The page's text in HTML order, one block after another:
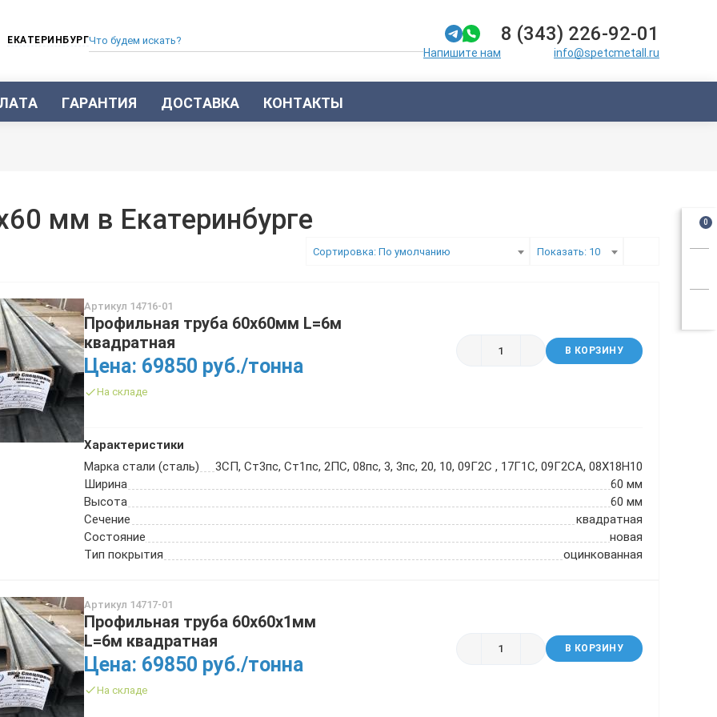
ЕКАТЕРИНБУРГ
Напишите нам
8 (343) 226-92-01
info@spetcmetall.ru
ГАРАНТИЯ ДОСТАВКА КОНТАКТЫ
ТРУБА СТАЛЬНАЯ ОЦИНКОВАННАЯ
ТРУБА ТОЛСТОСТЕННАЯ
ТРУБА ЛЕГИРОВАННАЯ
ТРУБЫ ИЗ УГЛЕРОДИСТОЙ СТАЛИ
ТРУБА ГАЗЛИФТНАЯ
ТРУБА БУРИЛЬНАЯ СБТМ, ТБСУ
ТРУБА КОТЕЛЬНАЯ
ТРУБА КРЕКИНГОВАЯ
ТРУБА МАГИСТРАЛЬНАЯ
ТРУБА НАСОСНО-КОМПРЕССОРНАЯ (НКТ)
ТРУБА НЕФТЕПРОВОДНАЯ
ТРУБА ОБСАДНАЯ
ТРУБА СПИРАЛЕШОВНАЯ
ТРУБЫ СТАЛЬНЫЕ ЛЕЖАЛЫЕ Б/У
ТРУБА ВОССТАНОВЛЕННАЯ
0
мм в Екатеринбурге
Сортировка: По умолчанию Показать: 10
Артикул 14716-01
Профильная труба 60х60мм L=6м
квадратная
Цена: 69850 руб./тонна
На складе
В КОРЗИНУ
Характеристики
Марка стали (сталь)
3СП, Ст3пс, Ст1пс, 2ПС, 08пс, 3, 3пс, 20, 10, 09Г2С , 17Г1С, 09Г2СА, 08Х18Н10
Ширина
60 мм
Высота
60 мм
Сечение
квадратная
Состояние
новая
Тип покрытия
оцинкованная
Артикул 14717-01
Профильная труба 60х60х1мм
L=6м квадратная
Цена: 69850 руб./тонна
На складе
В КОРЗИНУ